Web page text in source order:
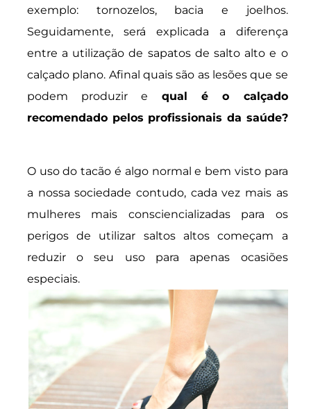
exemplo: tornozelos, bacia e joelhos.
Seguidamente, será explicada a diferença
entre a utilização de sapatos de salto alto e o
calçado plano. Afinal quais são as lesões que se
podem produzir e qual é o calçado
recomendado pelos profissionais da saúde?
O uso do tacão é algo normal e bem visto para
a nossa sociedade contudo, cada vez mais as
mulheres mais consciencializadas para os
perigos de utilizar saltos altos começam a
reduzir o seu uso para apenas ocasiões
especiais.